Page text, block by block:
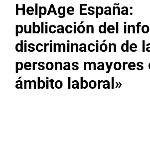
Actividades
Boletín
Buenas Prácticas
HelpAge España:
publicación del
discriminación de
personas mayores
ámbito laboral»